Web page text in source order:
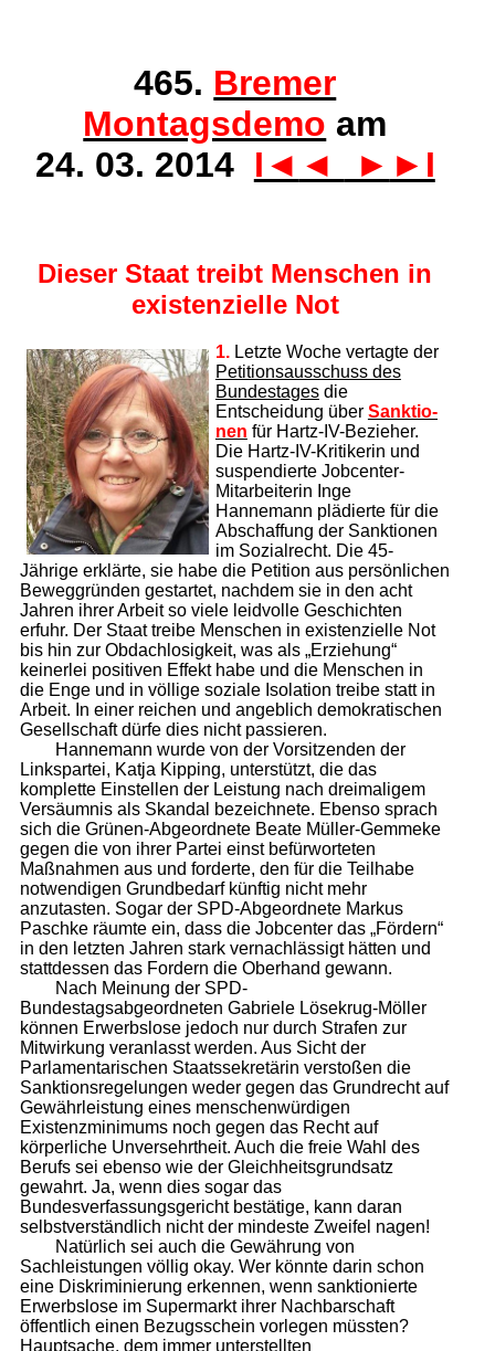
465. Bremer
Montagsdemo am
24. 03. 2014 I◄ ◄ ► ►I
Dieser Staat treibt Menschen in
existenzielle Not
1.Letzte Woche vertagte der
Pe­titionsausschuss des
Bundestagesdie
Entscheidung über Sank­tio­
nen für Hartz-IV-Bezieher.
Die Hartz-IV-Kritikerin und
suspendierte Jobcenter-
Mitarbeiterin Inge
Hannemann plädierte für die
Abschaffung der Sanktionen
im Sozialrecht. Die 45-
Jährige erklärte, sie habe die Petition aus persönlichen
Beweggründen gestartet, nachdem sie in den acht
Jahren ihrer Arbeit so viele leidvolle Geschichten
erfuhr. Der Staat treibe Menschen in existenzielle Not
bis hin zur Obdachlosigkeit, was als „Erziehung“
keinerlei positiven Effekt habe und die Menschen in
die Enge und in völlige soziale Isolation treibe statt in
Arbeit. In einer reichen und angeblich demokratischen
Gesellschaft dürfe dies nicht passieren.
Hannemann wurde von der Vorsitzenden der
Linkspartei, Katja Kipping, unterstützt, die das
komplette Einstellen der Leistung nach dreimaligem
Versäumnis als Skandal bezeichnete. Ebenso sprach
sich die Grünen-Abgeordnete Beate Müller-Gemmeke
gegen die von ihrer Partei einst befürworteten
Maßnahmen aus und forderte, den für die Teilhabe
notwendigen Grundbedarf künftig nicht mehr
anzutasten. Sogar der SPD-Abgeordnete Markus
Paschke räumte ein, dass die Jobcenter das „Fördern“
in den letzten Jahren stark vernachlässigt hätten und
stattdessen das Fordern die Oberhand gewann.
Nach Meinung der SPD-
Bundestagsabgeordneten Gabriele Lösekrug-Möller
können Erwerbslose jedoch nur durch Strafen zur
Mitwirkung veranlasst werden. Aus Sicht der
Parlamentarischen Staatssekretärin verstoßen die
Sanktionsregelungen weder gegen das Grundrecht auf
Gewährleistung eines menschenwürdigen
Existenzminimums noch gegen das Recht auf
körperliche Unversehrtheit. Auch die freie Wahl des
Berufs sei ebenso wie der Gleichheitsgrundsatz
gewahrt. Ja, wenn dies sogar das
Bundesverfassungsgericht bestätige, kann daran
selbstverständlich nicht der mindeste Zweifel nagen!
Natürlich sei auch die Gewährung von
Sachleistungen völlig okay. Wer könnte darin schon
eine Diskriminierung erkennen, wenn sanktionierte
Erwerbslose im Supermarkt ihrer Nachbarschaft
öffentlich einen Bezugsschein vorlegen müssten?
Hauptsache, dem immer unterstellten